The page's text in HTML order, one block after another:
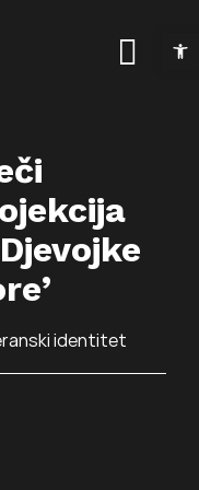
događanja
Arhiva događanja
identitet
Open